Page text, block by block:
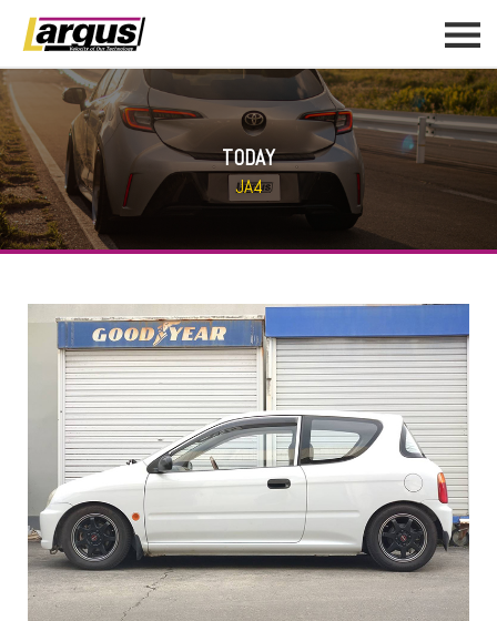
TODAY
JA4